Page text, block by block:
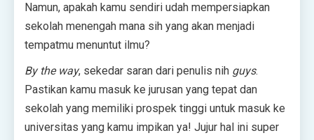
Namun, apakah kamu sendiri udah mempersiapkan
sekolah menengah mana sih yang akan menjadi
tempatmu menuntut ilmu?
By the way, sekedar saran dari penulis nih guys.
Pastikan kamu masuk ke jurusan yang tepat dan
sekolah yang memiliki prospek tinggi untuk masuk ke
universitas yang kamu impikan ya! Jujur hal ini super